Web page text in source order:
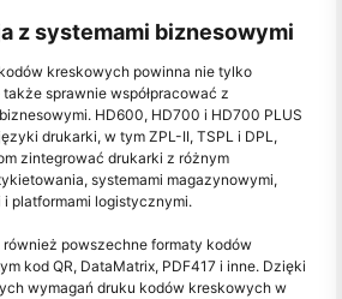
z systemami biznesowymi
kreskowych powinna nie tylko
sprawnie współpracować z
HD600, HD700 i HD700 PLUS
drukarki, w tym ZPL-II, TSPL i DPL,
zintegrować drukarki z różnym
systemami magazynowymi,
platformami logistycznymi.
również powszechne formaty kodów
kod QR, DataMatrix, PDF417 i inne. Dzięki
wymagań druku kodów kreskowych w